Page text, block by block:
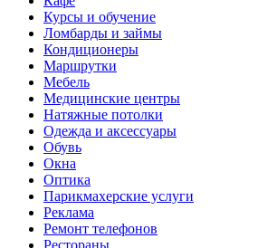
Курсы и обучение
Ломбарды и займы
Кондиционеры
Маршрутки
Мебель
Медицинские центры
Натяжные потолки
Одежда и аксессуары
Обувь
Окна
Оптика
Парикмахерские услуги
Реклама
Ремонт телефонов
Рестораны